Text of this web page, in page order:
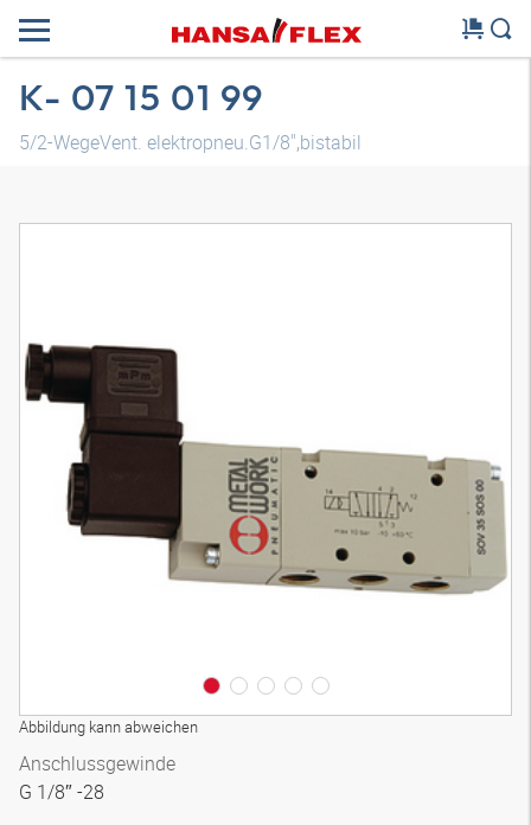
K- 07 15 01 99
5/2-WegeVent. elektropneu.G1/8",bistabil
Abbildung kann abweichen
3D Modell
Anschlussgewinde
G 1/8″ -28